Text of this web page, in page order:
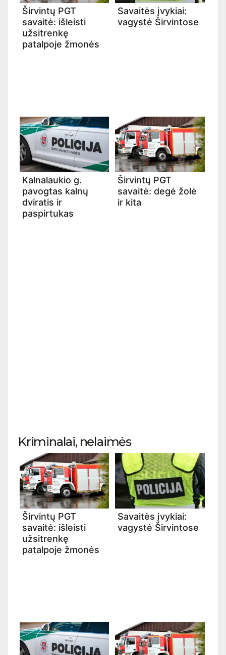
Širvintų PGT
savaitė: išleisti
užsitrenkę
patalpoje žmonės
Savaitės įvykiai:
vagystė Širvintose
Kalnalaukio g.
pavogtas kalnų
dviratis ir
paspirtukas
Širvintų PGT
savaitė: degė žolė
ir kita
Kriminalai, nelaimės
Širvintų PGT
savaitė: išleisti
užsitrenkę
patalpoje žmonės
Savaitės įvykiai:
vagystė Širvintose